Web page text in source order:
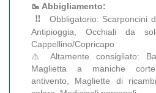
🥾 Abbigliamento:
‼️ Obbligatorio: Scarponcini
Antipioggia, Occhiali da
Cappellino/Copricapo
⚠️ Altamente consigliato:
Maglietta a maniche
antivento, Magliette di